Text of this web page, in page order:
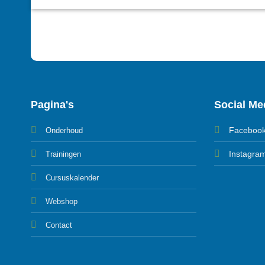
Pagina's
Onderhoud
Trainingen
Cursuskalender
Webshop
Contact
Social